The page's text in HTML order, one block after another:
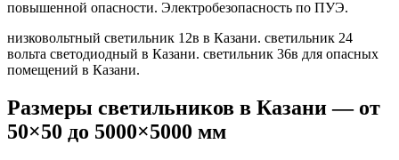
повышенной опасности. Электробезопасность по ПУЭ.
низковольтный светильник 12в в Казани. светильник 24
вольта светодиодный в Казани. светильник 36в для опасных
помещений в Казани.
Размеры светильников в Казани— от
50×50 до 5000×5000 мм